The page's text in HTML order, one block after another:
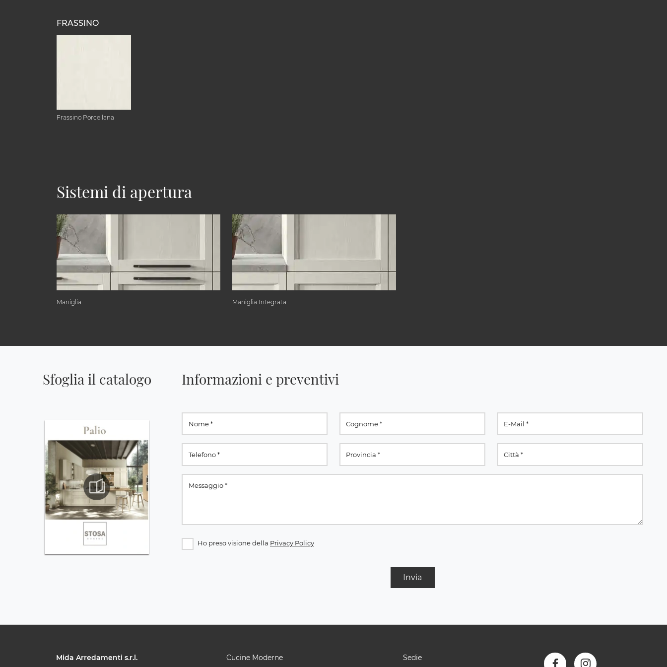
FRASSINO
Frassino Porcellana
Sistemi di apertura
Maniglia Maniglia Integrata
Sfoglia il catalogo Informazioni e preventivi
Ho preso visione della Privacy Policy
Invia
Mida Arredamenti s.r.l. Cucine Moderne Sedie